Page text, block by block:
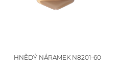
HNĚDÝ NÁRAMEK N8201-60